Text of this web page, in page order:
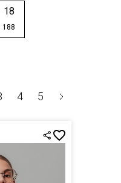
18
188
4 5